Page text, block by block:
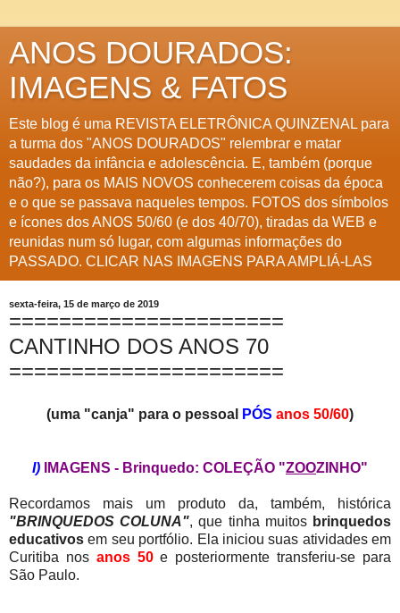
ANOS DOURADOS:
IMAGENS & FATOS
Este blog é uma REVISTA ELETRÔNICA QUINZENAL para
a turma dos "ANOS DOURADOS" relembrar e matar
saudades da infância e adolescência. E, também (porque
não?), para os MAIS NOVOS conhecerem coisas da época
e o que se passava naqueles tempos. FOTOS dos símbolos
e ícones dos ANOS 50/60 (e dos 40/70), tiradas da WEB e
reunidas num só lugar, com algumas informações do
PASSADO. CLICAR NAS IMAGENS PARA AMPLIÁ-LAS
sexta-feira, 15 de março de 2019
======================
CANTINHO DOS ANOS 70
======================
(uma "canja" para o pessoal PÓS anos 50/60)
I) IMAGENS - Brinquedo: COLEÇÃO "ZOOZINHO"
Recordamos mais um produto da, também, histórica
"BRINQUEDOS COLUNA", que tinha muitos brinquedos
educativos em seu portfólio. Ela iniciou suas atividades em
Curitiba nos anos 50 e posteriormente transferiu-se para
São Paulo.